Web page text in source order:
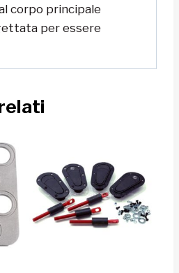
corpo principale
per essere